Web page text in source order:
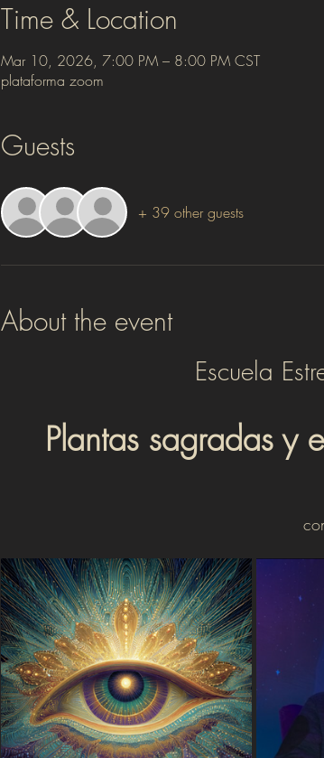
Time & Location
Mar 10, 2026, 7:00 PM – 8:00 PM CST
plataforma zoom
Guests
+ 39 other guests
About the event
Escuela
Plantas sagradas y